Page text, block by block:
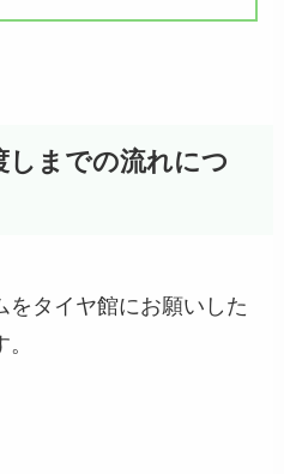
までの流れにつ
をタイヤ館にお願いした